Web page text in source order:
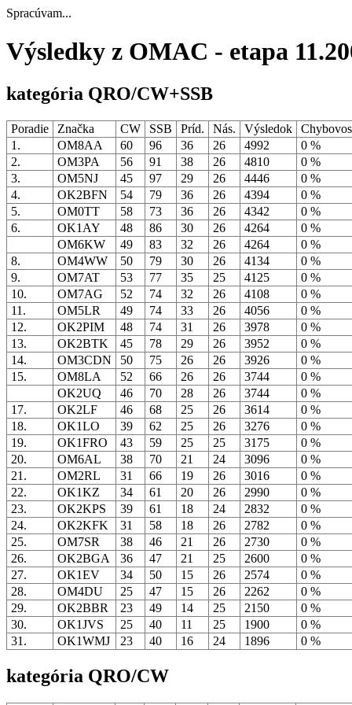
Spracúvam...
Výsledky z OMAC - etapa
kategória QRO/CW+SSB
Poradie Značka CW SSB Príd. Nás. Výsledok
1.
OM8AA 60 96 36 26 4992
0 %
2.
OM3PA 56 91 38 26 4810
0 %
3.
OM5NJ 45 97 29 26 4446
0 %
4.
OK2BFN 54 79 36 26 4394
0 %
5.
OM0TT 58 73 36 26 4342
0 %
6.
OK1AY 48 86 30 26 4264
0 %
OM6KW
49 83 32 26 4264
0 %
8.
OM4WW 50 79 30 26 4134
0 %
9.
OM7AT 53 77 35 25 4125
0 %
10.
OM7AG 52 74 32 26 4108
0 %
11.
OM5LR 49 74 33 26 4056
0 %
12.
OK2PIM 48 74 31 26 3978
0 %
13.
OK2BTK 45 78 29 26 3952
0 %
14.
OM3CDN 50 75 26 26 3926
0 %
15.
OM8LA 52 66 26 26 3744
0 %
OK2UQ
46 70 28 26 3744
0 %
17.
OK2LF 46 68 25 26 3614
0 %
18.
OK1LO 39 62 25 26 3276
0 %
19.
OK1FRO 43 59 25 25 3175
0 %
20.
OM6AL 38 70 21 24 3096
0 %
21.
OM2RL 31 66 19 26 3016
0 %
22.
OK1KZ 34 61 20 26 2990
0 %
23.
OK2KPS 39 61 18 24 2832
0 %
24.
OK2KFK 31 58 18 26 2782
0 %
25.
OM7SR 38 46 21 26 2730
0 %
26.
OK2BGA 36 47 21 25 2600
0 %
27.
OK1EV 34 50 15 26 2574
0 %
28.
OM4DU 25 47 15 26 2262
0 %
29.
OK2BBR 23 49 14 25 2150
0 %
30.
OK1JVS 25 40 11 25 1900
0 %
31.
OK1WMJ 23 40 16 24 1896 0 %
kategória QRO/CW